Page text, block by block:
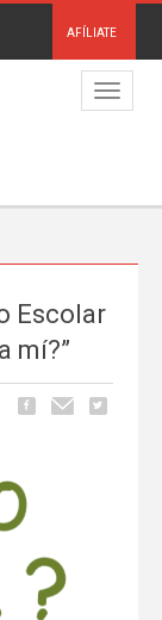
AFÍLIATE
Menú
Escolar
mí?”